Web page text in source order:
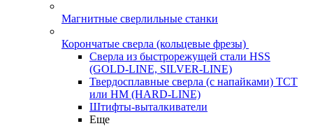
Магнитные сверлильные станки
Корончатые сверла (кольцевые фрезы)
Сверла из быстрорежущей стали HSS
(GOLD-LINE, SILVER-LINE)
Твердосплавные сверла (с напайками) ТСТ
или HM (HARD-LINE)
Штифты-выталкиватели
Еще